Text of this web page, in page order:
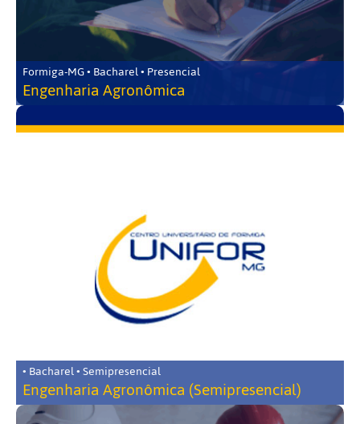
Formiga-MG • Bacharel • Presencial
Engenharia Agronômica
• Bacharel • Semipresencial
Engenharia Agronômica (Semipresencial)